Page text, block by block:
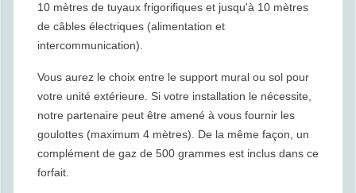
10 mètres de tuyaux frigorifiques et jusqu'à 10 mètres
de câbles électriques (alimentation et
intercommunication).
Vous aurez le choix entre le support mural ou sol pour
votre unité extérieure. Si votre installation le nécessite,
notre partenaire peut être amené à vous fournir les
goulottes (maximum 4 mètres). De la même façon, un
complément de gaz de 500 grammes est inclus dans ce
forfait.